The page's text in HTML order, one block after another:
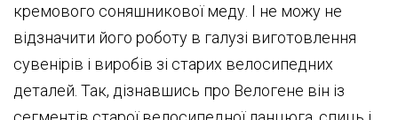
кремового соняшникової меду. І не можу не
відзначити його роботу в галузі виготовлення
сувенірів і виробів зі старих велосипедних
деталей. Так, дізнавшись про Велогене він із